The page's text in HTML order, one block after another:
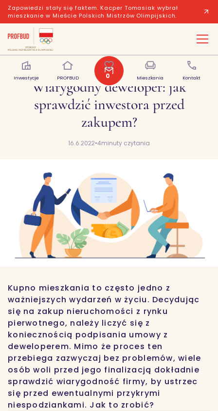
Zapowiedzi stały się faktem. Kacper Tomasiak wybrał
mieszkanie w Mieście Polskich Mistrzów Olimpijskich.
Inwestycje PROFBUD 0
Polubione Mieszkania Kontakt
Wiarygodny deweloper: jak
sprawdzić inwestora przed
zakupem?
16.6.2022•4minuty czytania
Kupno mieszkania to często jedno z
ważniejszych wydarzeń w życiu. Decydując
się na zakup nieruchomości z rynku
pierwotnego, należy liczyć się z
koniecznością podpisania umowy z
deweloperem. Mimo że proces ten
przebiega zazwyczaj bez problemów, wiele
osób woli przed jego finalizacją dokładnie
sprawdzić wiarygodność firmy, by ustrzec
się przed ewentualnymi przykrymi
niespodziankami. Jak to zrobić?